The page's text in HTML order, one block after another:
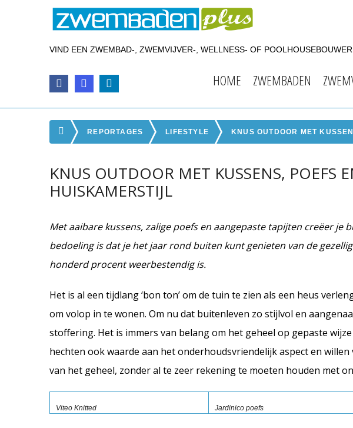
VIND EEN ZWEMBAD-, ZWEMVIJVER-, WELLNESS- OF
HOME ZWEMBADEN
REPORTAGES LIFESTYLE KNUS OUTDOOR MET
KNUS OUTDOOR MET KUSSENS, POEFS
HUISKAMERSTIJL
Met aaibare kussens, zalige poefs en aangepaste tapijten creëer je
bedoeling is dat je het jaar rond buiten kunt genieten van de
honderd procent weerbestendig is.
Het is al een tijdlang ‘bon ton’ om de tuin te zien als een heus
om volop in te wonen. Om nu dat buitenleven zo stijlvol en
stoffering. Het is immers van belang om het geheel op gepaste
hechten ook waarde aan het onderhoudsvriendelijk aspect en
van het geheel, zonder al te zeer rekening te moeten houden met
Viteo Knitted Jardinico poefs